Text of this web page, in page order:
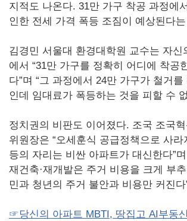
지적도 나온다. 31만 가구 착공 과정에
인한 전세 가격 폭등 조짐이 예상된다
김경민 서울대 환경대학원 교수는 자신
에서 “31만 가구를 정확히 어디에 착공
다”며 “그 과정에서 24만 가구가 철거
인데 임대료가 폭등하는 것을 피할 수
정치권의 비판도 이어졌다. 조국 조국
위원장은 “오세훈식 공급정책으로 사
등의 자리는 비싼 아파트가 대신한다”
재건축·재개발은 주거 비용을 크게 부
민과 청년의 주거 불안과 비용만 커진
☞당신의 아파트 MBTI, 땅집고 AI부동